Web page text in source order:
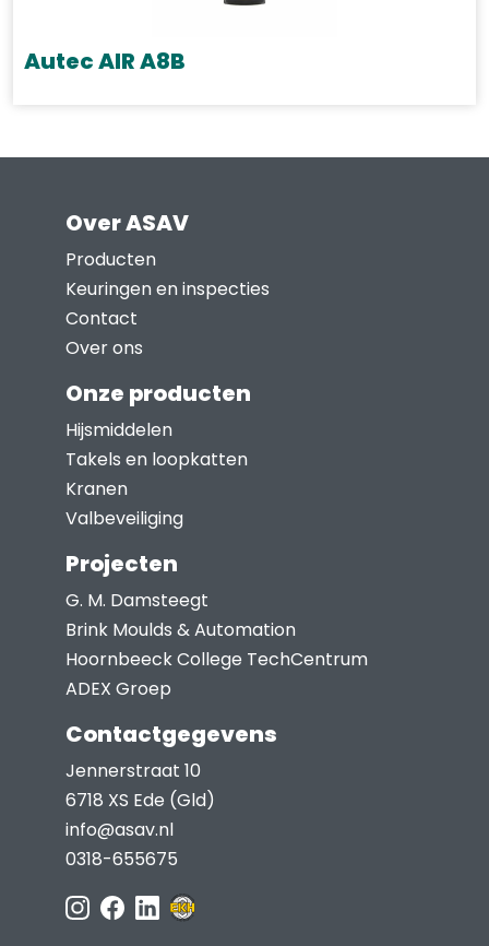
Autec AIR A8B
Over ASAV
Producten
Keuringen en inspecties
Contact
Over ons
Onze producten
Hijsmiddelen
Takels en loopkatten
Kranen
Valbeveiliging
Projecten
G. M. Damsteegt
Brink Moulds & Automation
Hoornbeeck College TechCentrum
ADEX Groep
Contactgegevens
Jennerstraat 10
6718 XS Ede (Gld)
info@asav.nl
0318-655675